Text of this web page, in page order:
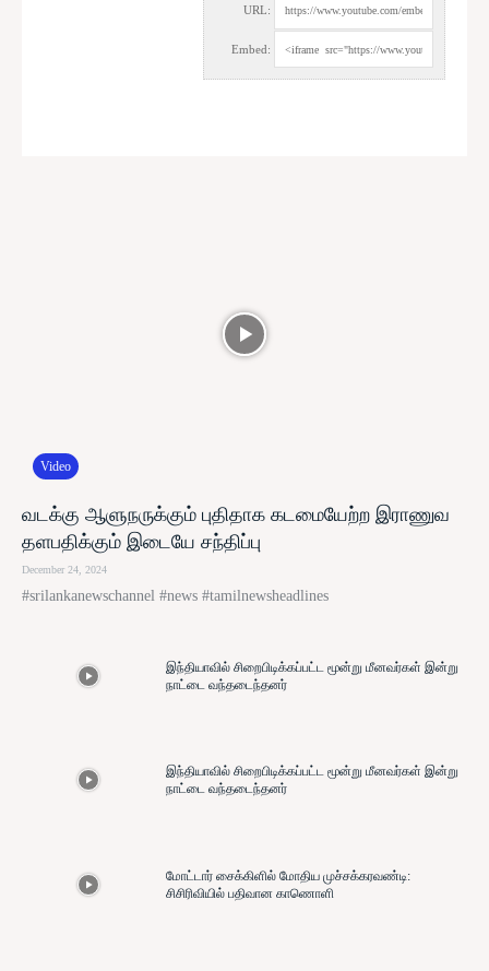
URL:
Embed:
Video
வடக்கு ஆளுநருக்கும் புதிதாக கடமையேற்ற இராணுவ
தளபதிக்கும் இடையே சந்திப்பு
December 24, 2024
#srilankanewschannel #news #tamilnewsheadlines
இந்தியாவில் சிறைபிடிக்கப்பட்ட மூன்று மீனவர்கள் இன்று
நாட்டை வந்தடைந்தனர்
இந்தியாவில் சிறைபிடிக்கப்பட்ட மூன்று மீனவர்கள் இன்று
நாட்டை வந்தடைந்தனர்
மோட்டார் சைக்கிளில் மோதிய முச்சக்கரவண்டி:
சிசிரிவியில் பதிவான காணொளி